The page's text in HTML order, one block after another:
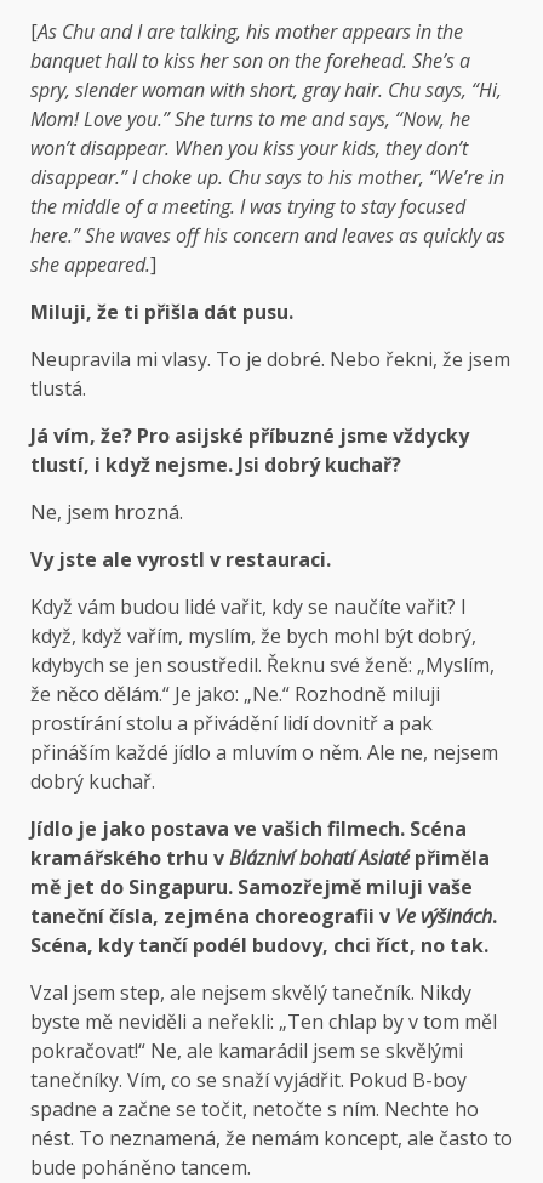
[As Chu and I are talking, his mother appears in the
banquet hall to kiss her son on the forehead. She’s a
spry, slender woman with short, gray hair. Chu says, “Hi,
Mom! Love you.” She turns to me and says, “Now, he
won’t disappear. When you kiss your kids, they don’t
disappear.” I choke up. Chu says to his mother, “We’re in
the middle of a meeting. I was trying to stay focused
here.” She waves off his concern and leaves as quickly as
she appeared.]
Miluji, že ti přišla dát pusu.
Neupravila mi vlasy. To je dobré. Nebo řekni, že jsem
tlustá.
Já vím, že? Pro asijské příbuzné jsme vždycky
tlustí, i když nejsme. Jsi dobrý kuchař?
Ne, jsem hrozná.
Vy jste ale vyrostl v restauraci.
Když vám budou lidé vařit, kdy se naučíte vařit? I
když, když vařím, myslím, že bych mohl být dobrý,
kdybych se jen soustředil. Řeknu své ženě: „Myslím,
že něco dělám.“ Je jako: „Ne.“ Rozhodně miluji
prostírání stolu a přivádění lidí dovnitř a pak
přináším každé jídlo a mluvím o něm. Ale ne, nejsem
dobrý kuchař.
Jídlo je jako postava ve vašich filmech. Scéna
kramářského trhu vBlázniví bohatí Asiatépřiměla
mě jet do Singapuru. Samozřejmě miluji vaše
taneční čísla, zejména choreografii v Ve výšinách.
Scéna, kdy tančí podél budovy, chci říct, no tak.
Vzal jsem step, ale nejsem skvělý tanečník. Nikdy
byste mě neviděli a neřekli: „Ten chlap by v tom měl
pokračovat!“ Ne, ale kamarádil jsem se skvělými
tanečníky. Vím, co se snaží vyjádřit. Pokud B-boy
spadne a začne se točit, netočte s ním. Nechte ho
nést. To neznamená, že nemám koncept, ale často to
bude poháněno tancem.